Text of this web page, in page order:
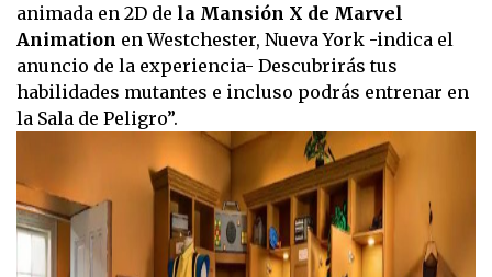
animada en 2D de la Mansión X de Marvel
Animation en Westchester, Nueva York -indica el
anuncio de la experiencia- Descubrirás tus
habilidades mutantes e incluso podrás entrenar en
la Sala de Peligro”.